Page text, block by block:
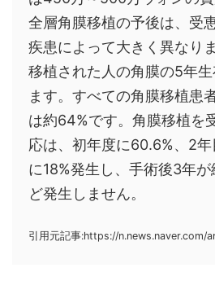
全層角膜移植の予後は、受
疾患によって大きく異なり
移植された人の角膜の5年
ます。すべての角膜移植患
は約64%です。角膜移植を
応は、初年度に60.6%、2年
に18%発生し、手術後3年
ど発生しません。
引用元記事:https://